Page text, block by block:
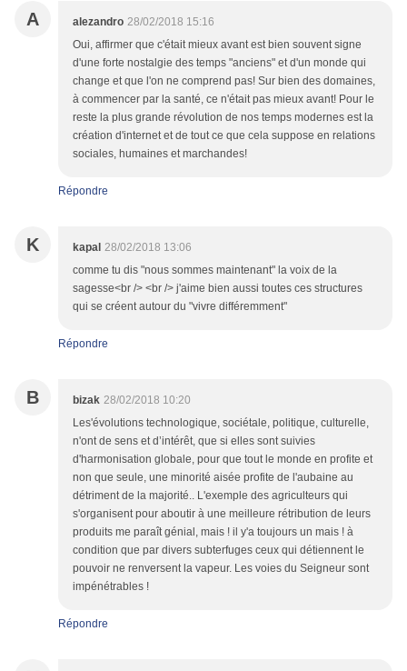
A alezandro 28/02/2018 15:16
Oui, affirmer que c'était mieux avant est bien souvent signe
d'une forte nostalgie des temps "anciens" et d'un monde qui
change et que l'on ne comprend pas! Sur bien des domaines,
à commencer par la santé, ce n'était pas mieux avant! Pour le
reste la plus grande révolution de nos temps modernes est la
création d'internet et de tout ce que cela suppose en relations
sociales, humaines et marchandes!
Répondre
K kapal 28/02/2018 13:06
comme tu dis "nous sommes maintenant" la voix de la
sagesse<br /> <br /> j'aime bien aussi toutes ces structures
qui se créent autour du "vivre différemment"
Répondre
B bizak 28/02/2018 10:20
Les'évolutions technologique, sociétale, politique, culturelle,
n'ont de sens et d’intérêt, que si elles sont suivies
d'harmonisation globale, pour que tout le monde en profite et
non que seule, une minorité aisée profite de l'aubaine au
détriment de la majorité.. L'exemple des agriculteurs qui
s'organisent pour aboutir à une meilleure rétribution de leurs
produits me paraît génial, mais ! il y'a toujours un mais ! à
condition que par divers subterfuges ceux qui détiennent le
pouvoir ne renversent la vapeur. Les voies du Seigneur sont
impénétrables !
Répondre